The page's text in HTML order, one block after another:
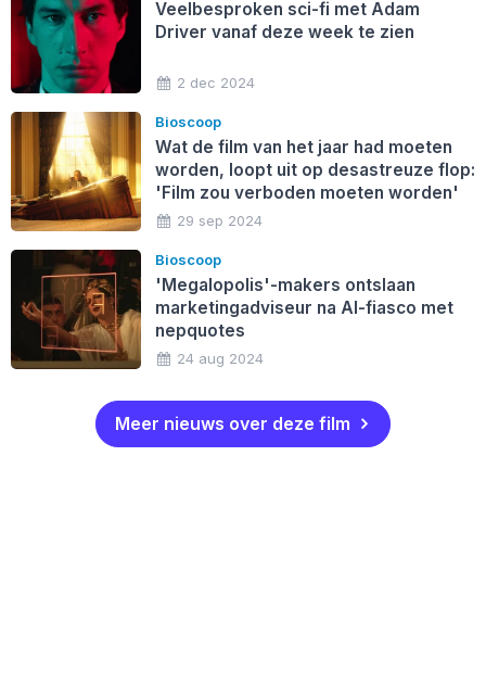
Veelbesproken sci-fi met Adam
Driver vanaf deze week te zien
2 dec 2024
Bioscoop
Wat de film van het jaar had moeten
worden, loopt uit op desastreuze flop:
'Film zou verboden moeten worden'
29 sep 2024
Bioscoop
'Megalopolis'-makers ontslaan
marketingadviseur na AI-fiasco met
nepquotes
24 aug 2024
Meer nieuws over deze film